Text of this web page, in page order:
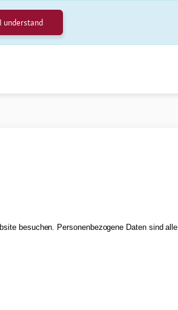
I understand
besuchen. Personenbezogene Daten sind alle